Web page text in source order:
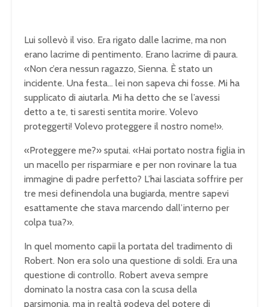
Lui sollevò il viso. Era rigato dalle lacrime, ma non
erano lacrime di pentimento. Erano lacrime di paura.
«Non c’era nessun ragazzo, Sienna. È stato un
incidente. Una festa… lei non sapeva chi fosse. Mi ha
supplicato di aiutarla. Mi ha detto che se l’avessi
detto a te, ti saresti sentita morire. Volevo
proteggerti! Volevo proteggere il nostro nome!».
«Proteggere me?» sputai. «Hai portato nostra figlia in
un macello per risparmiare e per non rovinare la tua
immagine di padre perfetto? L’hai lasciata soffrire per
tre mesi definendola una bugiarda, mentre sapevi
esattamente che stava marcendo dall’interno per
colpa tua?».
In quel momento capii la portata del tradimento di
Robert. Non era solo una questione di soldi. Era una
questione di controllo. Robert aveva sempre
dominato la nostra casa con la scusa della
parsimonia, ma in realtà godeva del potere di